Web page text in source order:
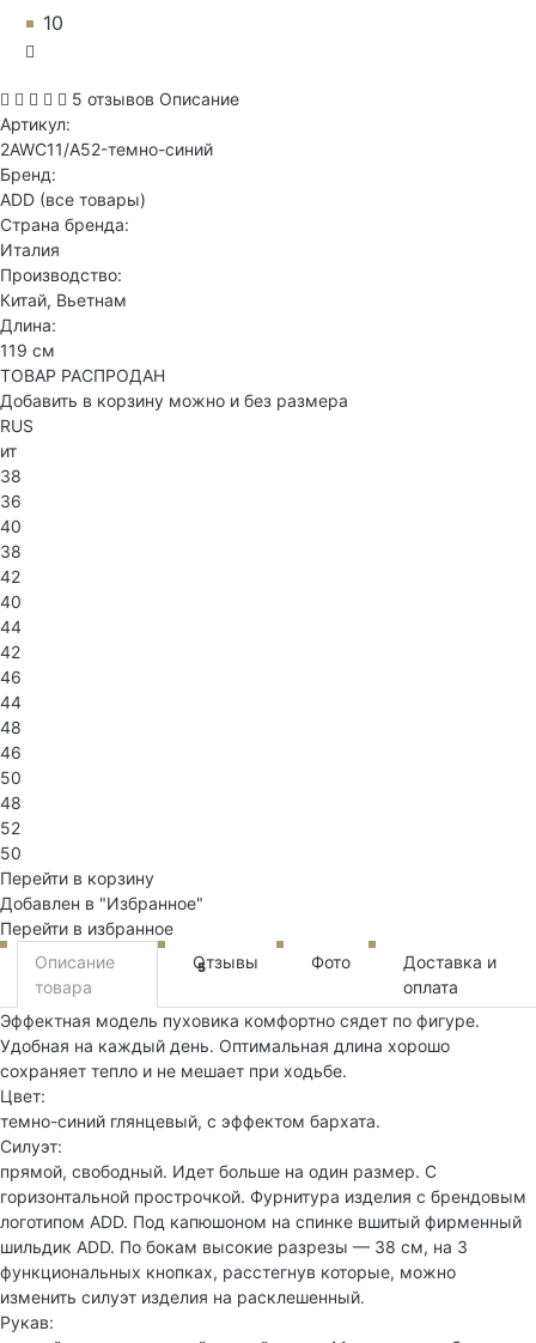
10
5 отзывов Описание
Артикул:
2AWC11/A52-темно-синий
Бренд:
ADD (все товары)
Страна бренда:
Италия
Производство:
Китай, Вьетнам
Длина:
119 см
ТОВАР РАСПРОДАН
Добавить в корзину можно и без размера
RUS
ит
38
36
40
38
42
40
44
42
46
44
48
46
50
48
52
50
Перейти в корзину
Добавлен в "Избранное"
Перейти в избранное
Описание
товара
Отзывы
5 Фото
Доставка и
оплата
Эффектная модель пуховика комфортно сядет по фигуре.
Удобная на каждый день. Оптимальная длина хорошо
сохраняет тепло и не мешает при ходьбе.
Цвет:
темно-синий глянцевый, с эффектом бархата.
Силуэт:
прямой, свободный. Идет больше на один размер. С
горизонтальной прострочкой. Фурнитура изделия с брендовым
логотипом ADD. Под капюшоном на спинке вшитый фирменный
шильдик ADD. По бокам высокие разрезы — 38 см, на 3
функциональных кнопках, расстегнув которые, можно
изменить силуэт изделия на расклешенный.
Рукав: